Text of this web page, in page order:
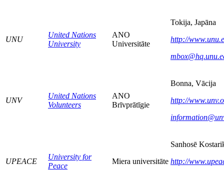
UNU
United Nations
University
ANO
Universitāte
Tokija, Japāna
http://
UNV
United Nations
Volunteers
ANO
Brīvprātīgie
Bonna, Vācija
http://
UPEACE
University for
Peace
Miera universitāte
Sanhosē
http://